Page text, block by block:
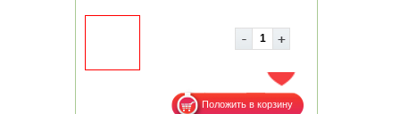
ДОБАВИТЬ В ИЗБРАННОЕ